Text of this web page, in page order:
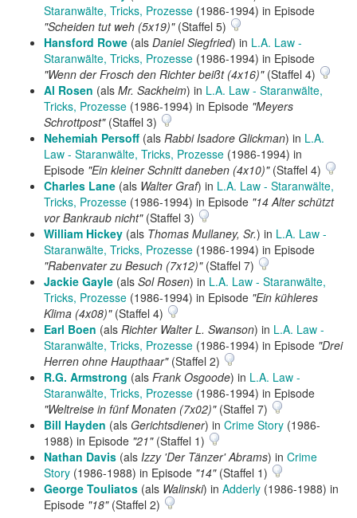
Staranwälte, Tricks, Prozesse (1986-1994) in Episode
"Scheiden tut weh (5x19)"(Staffel 5)
Hansford Rowe (als Daniel Siegfried) in L.A. Law -
Staranwälte, Tricks, Prozesse (1986-1994) in Episode
"Wenn der Frosch den Richter beißt (4x16)"(Staffel 4)
Al Rosen (als Mr. Sackheim) in L.A. Law - Staranwälte,
Tricks, Prozesse (1986-1994) in Episode "Meyers
Schrottpost"(Staffel 3)
Nehemiah Persoff (als Rabbi Isadore Glickman) in L.A.
Law - Staranwälte, Tricks, Prozesse (1986-1994) in
Episode "Ein kleiner Schnitt daneben (4x10)"(Staffel 4)
Charles Lane (als Walter Graf) in L.A. Law - Staranwälte,
Tricks, Prozesse (1986-1994) in Episode "14 Alter schützt
vor Bankraub nicht"(Staffel 3)
William Hickey (als Thomas Mullaney, Sr.) in L.A. Law -
Staranwälte, Tricks, Prozesse (1986-1994) in Episode
"Rabenvater zu Besuch (7x12)"(Staffel 7)
Jackie Gayle (als Sol Rosen) in L.A. Law - Staranwälte,
Tricks, Prozesse (1986-1994) in Episode "Ein kühleres
Klima (4x08)"(Staffel 4)
Earl Boen (als Richter Walter L. Swanson) in L.A. Law -
Staranwälte, Tricks, Prozesse (1986-1994) in Episode "Drei
Herren ohne Haupthaar"(Staffel 2)
R.G. Armstrong (als Frank Osgoode) in L.A. Law -
Staranwälte, Tricks, Prozesse (1986-1994) in Episode
"Weltreise in fünf Monaten (7x02)"(Staffel 7)
Bill Hayden (als Gerichtsdiener) in Crime Story (1986-
1988) in Episode "21"(Staffel 1)
Nathan Davis (als Izzy 'Der Tänzer' Abrams) in Crime
Story (1986-1988) in Episode "14"(Staffel 1)
George Touliatos (als Walinski) in Adderly (1986-1988) in
Episode "18"(Staffel 2)